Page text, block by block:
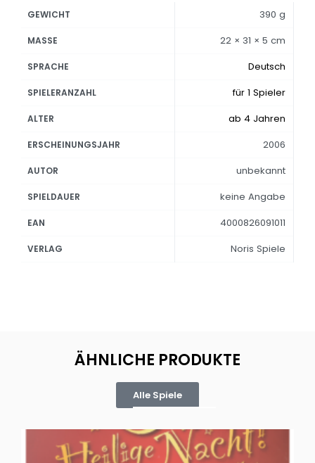
GEWICHT 390 g
MASSE 22 × 31 × 5 cm
SPRACHE Deutsch
SPIELERANZAHL für 1 Spieler
ALTER ab 4 Jahren
ERSCHEINUNGSJAHR 2006
AUTOR unbekannt
SPIELDAUER keine Angabe
EAN 4000826091011
VERLAG Noris Spiele
ÄHNLICHE PRODUKTE
Alle Spiele